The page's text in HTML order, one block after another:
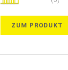
ZUM PRODUKT